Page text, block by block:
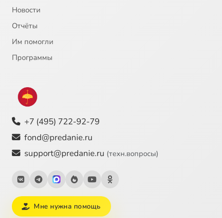
Новости
Отчёты
Им помогли
Программы
+7 (495) 722-92-79
fond@predanie.ru
support@predanie.ru (техн.вопросы)
Мне нужна помощь